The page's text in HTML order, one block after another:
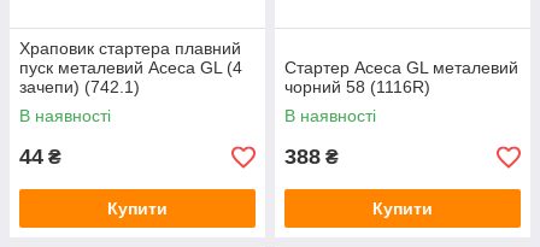
Храповик стартера плавний
пуск металевий Асеса GL (4
зачепи) (742.1)
В наявності
44 ₴
Купити
Стартер Асеса GL металевий
чорний 58 (1116R)
В наявності
388 ₴
Купити